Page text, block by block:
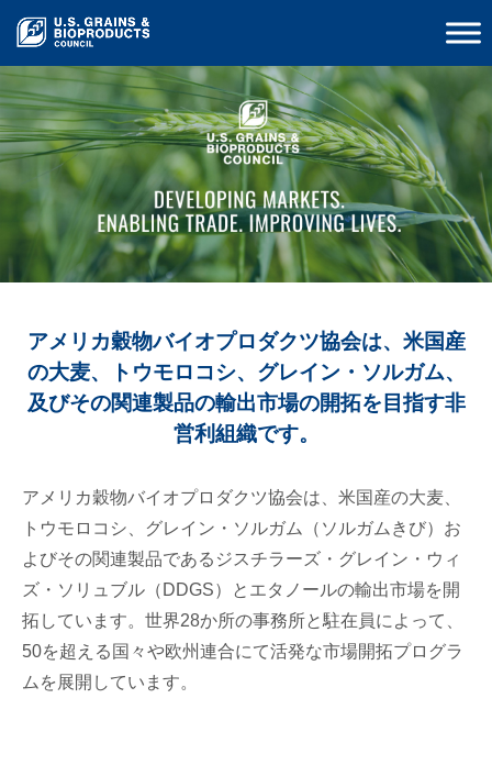
アメリカ穀物バイオプロダクツ協会は、米国産
の大麦、トウモロコシ、グレイン・ソルガム、
及びその関連製品の輸出市場の開拓を目指す非
営利組織です。
アメリカ穀物バイオプロダクツ協会は、米国産の大麦、
トウモロコシ、グレイン・ソルガム（ソルガムきび）お
よびその関連製品であるジスチラーズ・グレイン・ウィ
ズ・ソリュブル（DDGS）とエタノールの輸出市場を開
拓しています。世界28か所の事務所と駐在員によって、
50を超える国々や欧州連合にて活発な市場開拓プログラ
ムを展開しています。